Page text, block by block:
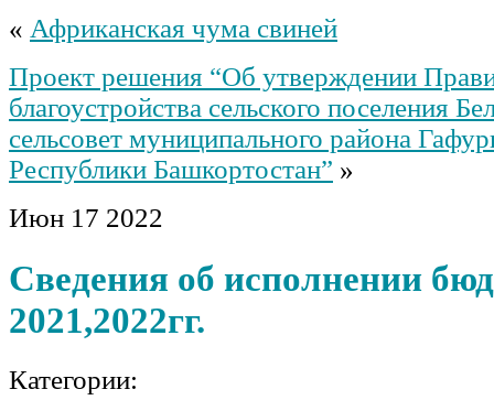
« Африканская чума свиней
Проект решения “Об утверждении
благоустройства сельского поселения
сельсовет муниципального района
Республики Башкортостан” »
Июн 17 2022
Сведения об исполнении
2021,2022гг.
Категории: